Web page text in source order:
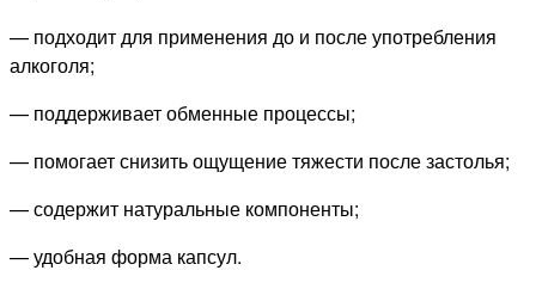
— подходит для применения до и после употребления
алкоголя;
— поддерживает обменные процессы;
— помогает снизить ощущение тяжести после застолья;
— содержит натуральные компоненты;
— удобная форма капсул.